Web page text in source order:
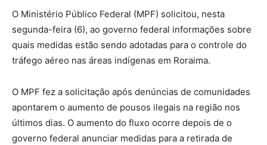
O Ministério Público Federal (MPF) solicitou, nesta
segunda-feira (6), ao governo federal informações sobre
quais medidas estão sendo adotadas para o controle do
tráfego aéreo nas áreas indígenas em Roraima.
O MPF fez a solicitação após denúncias de comunidades
apontarem o aumento de pousos ilegais na região nos
últimos dias. O aumento do fluxo ocorre depois de o
governo federal anunciar medidas para a retirada de